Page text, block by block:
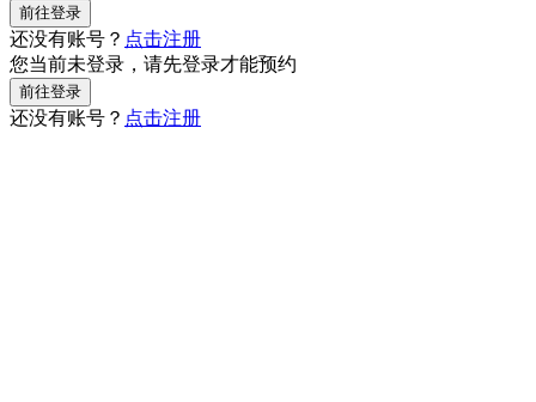
还没有账号？ 点击注册
您当前未登录，请先登录才能预约
还没有账号？ 点击注册